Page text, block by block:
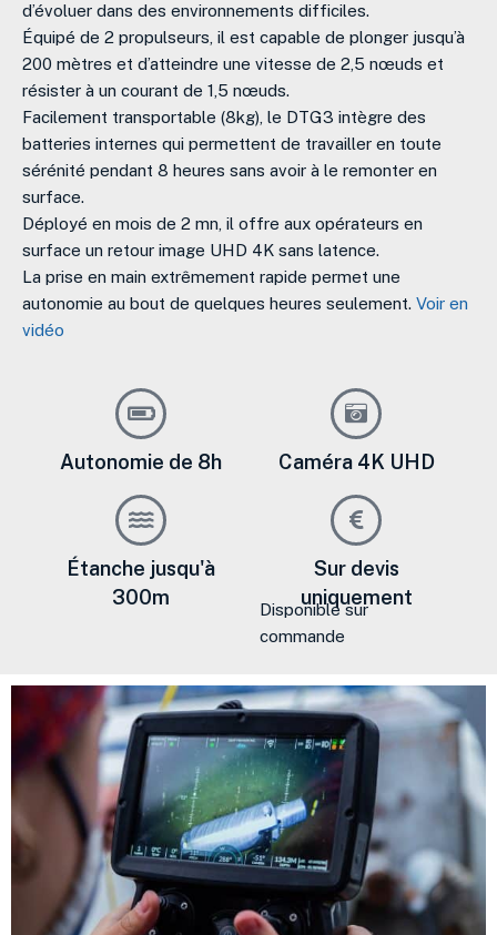
d’évoluer dans des environnements difficiles.
Équipé de 2 propulseurs, il est capable de plonger jusqu’à
200 mètres et d’atteindre une vitesse de 2,5 nœuds et
résister à un courant de 1,5 nœuds.
Facilement transportable (8kg), le DTG3 intègre des
batteries internes qui permettent de travailler en toute
sérénité pendant 8 heures sans avoir à le remonter en
surface.
Déployé en mois de 2 mn, il offre aux opérateurs en
surface un retour image UHD 4K sans latence.
La prise en main extrêmement rapide permet une
autonomie au bout de quelques heures seulement. Voir en
vidéo
Autonomie de 8h
Étanche jusqu'à
300m
Caméra 4K UHD
Sur devis
uniquement
Disponible sur
commande